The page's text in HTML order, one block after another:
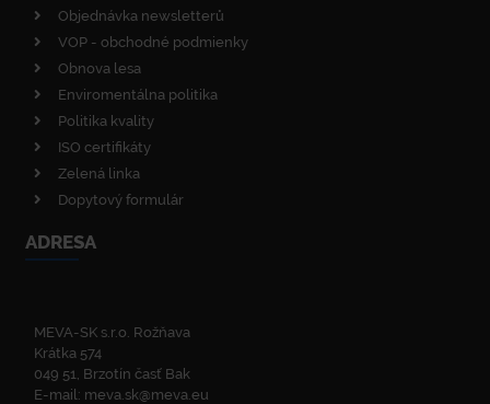
Objednávka newsletterů
VOP - obchodné podmienky
Obnova lesa
Enviromentálna politika
Politika kvality
ISO certifikáty
Zelená linka
Dopytový formulár
ADRESA
MEVA-SK s.r.o. Rožňava
Krátka 574
049 51, Brzotín časť Bak
E-mail: meva.sk@meva.eu